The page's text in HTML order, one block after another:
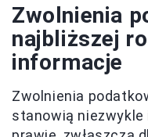
Zwolnienia
najbliższej
informacje
Zwolnienia
stanowią